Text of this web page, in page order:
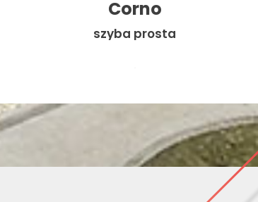
Corno
szyba prosta